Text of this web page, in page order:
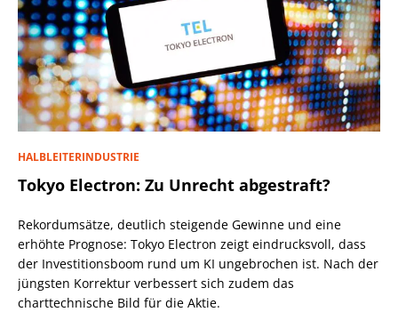
HALBLEITERINDUSTRIE
Tokyo Electron: Zu Unrecht abgestraft?
Rekordumsätze, deutlich steigende Gewinne und eine
erhöhte Prognose: Tokyo Electron zeigt eindrucksvoll, dass
der Investitionsboom rund um KI ungebrochen ist. Nach der
jüngsten Korrektur verbessert sich zudem das
charttechnische Bild für die Aktie.